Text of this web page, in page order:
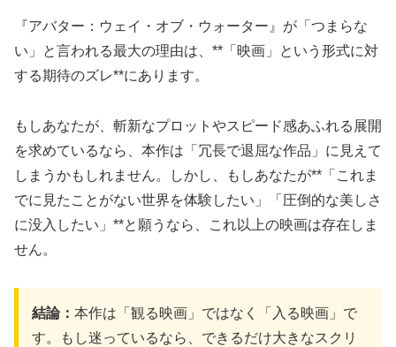
『アバター：ウェイ・オブ・ウォーター』が「つまらな
い」と言われる最大の理由は、**「映画」という形式に対
する期待のズレ**にあります。
もしあなたが、斬新なプロットやスピード感あふれる展開
を求めているなら、本作は「冗長で退屈な作品」に見えて
しまうかもしれません。しかし、もしあなたが**「これま
でに見たことがない世界を体験したい」「圧倒的な美しさ
に没入したい」**と願うなら、これ以上の映画は存在しま
せん。
結論： 本作は「観る映画」ではなく「入る映画」で
す。もし迷っているなら、できるだけ大きなスクリ